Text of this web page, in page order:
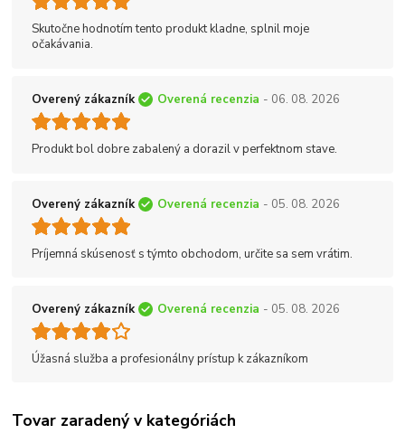
Skutočne hodnotím tento produkt kladne, splnil moje
očakávania.
Overený zákazník Overená recenzia - 06. 08. 2026
Produkt bol dobre zabalený a dorazil v perfektnom stave.
Overený zákazník Overená recenzia - 05. 08. 2026
Príjemná skúsenosť s týmto obchodom, určite sa sem vrátim.
Overený zákazník Overená recenzia - 05. 08. 2026
Úžasná služba a profesionálny prístup k zákazníkom
Tovar zaradený v kategóriách